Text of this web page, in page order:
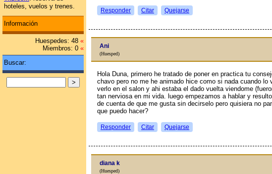
hoteles, vuelos y trenes.
Información
Huespedes: 48 «
Miembros: 0 «
Buscar:
Responder Citar Quejarse
Ani
(Huesped)
Hola Duna, primero he tratado de poner en practica tu
chavo pero no me he animado hice como si nada cuando lo
verlo en el salon y ahi estaba el dado vuelta viendome
tan nerviosa en mi vida. luego empezamos a hablar y
de cuenta de que me gusta sin decirselo pero quisiera no
que puedo hacer?
Responder Citar Quejarse
diana k
(Huesped)